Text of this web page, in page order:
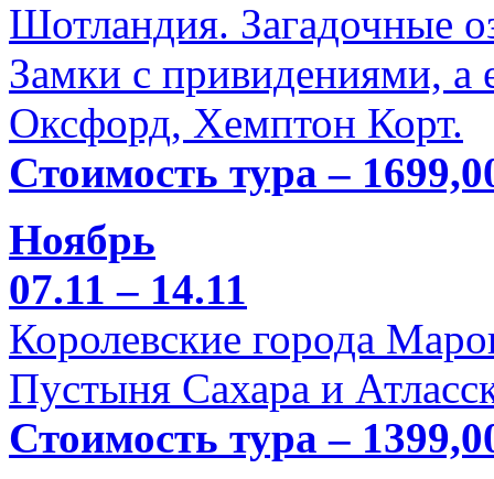
Шотландия. Загадочные
Замки с привидениями,
Оксфорд, Хемптон Корт.
Стоимость тура –
Ноябрь
07.11 – 14.11
Королевские города
Пустыня Сахара и
Стоимость тура –